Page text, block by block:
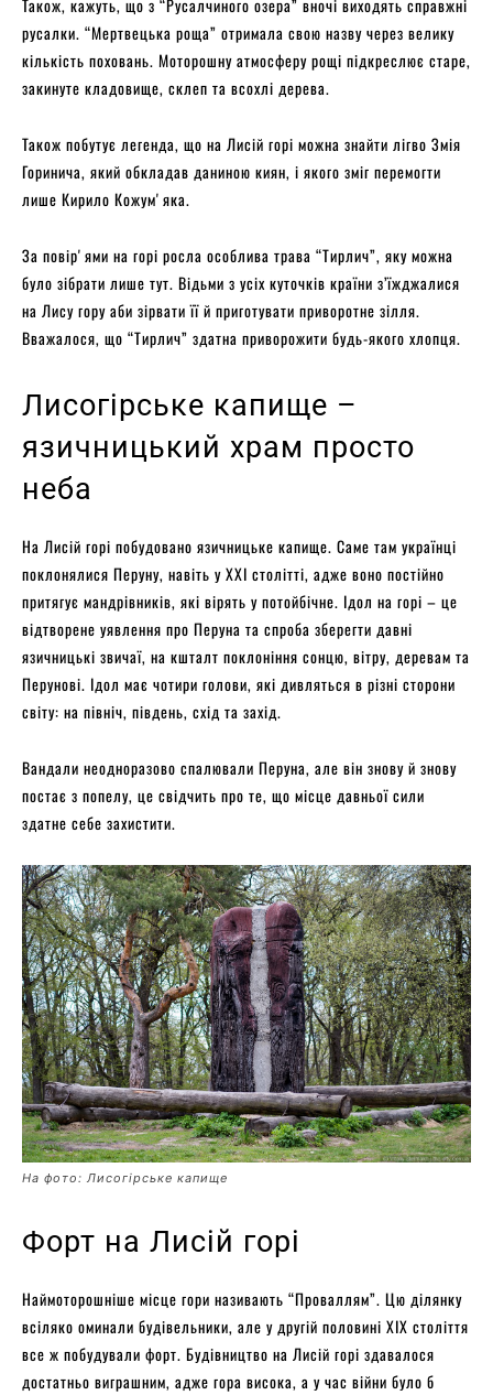
Також, кажуть, що з “Русалчиного озера” вночі виходять справжні
русалки. “Мертвецька роща” отримала свою назву через велику
кількість поховань. Моторошну атмосферу рощі підкреслює старе,
закинуте кладовище, склеп та всохлі дерева.
Також побутує легенда, що на Лисій горі можна знайти лігво Змія
Горинича, який обкладав даниною киян, і якого зміг перемогти
лише Кирило Кожумʼяка.
За повірʼями на горі росла особлива трава “Тирлич”, яку можна
було зібрати лише тут. Відьми з усіх куточків країни з’їжджалися
на Лису гору аби зірвати її й приготувати приворотне зілля.
Вважалося, що “Тирлич” здатна приворожити будь-якого хлопця.
Лисогірське капище –
язичницький храм просто
неба
На Лисій горі побудовано язичницьке капище. Саме там українці
поклонялися Перуну, навіть у ХХІ столітті, адже воно постійно
притягує мандрівників, які вірять у потойбічне. Ідол на горі – це
відтворене уявлення про Перуна та спроба зберегти давні
язичницькі звичаї, на кшталт поклоніння сонцю, вітру, деревам та
Перунові. Ідол має чотири голови, які дивляться в різні сторони
світу: на північ, південь, схід та захід.
Вандали неодноразово спалювали Перуна, але він знову й знову
постає з попелу, це свідчить про те, що місце давньої сили
здатне себе захистити.
На фото: Лисогірське капище
Форт на Лисій горі
Наймоторошніше місце гори називають “Проваллям”. Цю ділянку
всіляко оминали будівельники, але у другій половині ХІХ століття
все ж побудували форт. Будівництво на Лисій горі здавалося
достатньо виграшним, адже гора висока, а у час війни було б